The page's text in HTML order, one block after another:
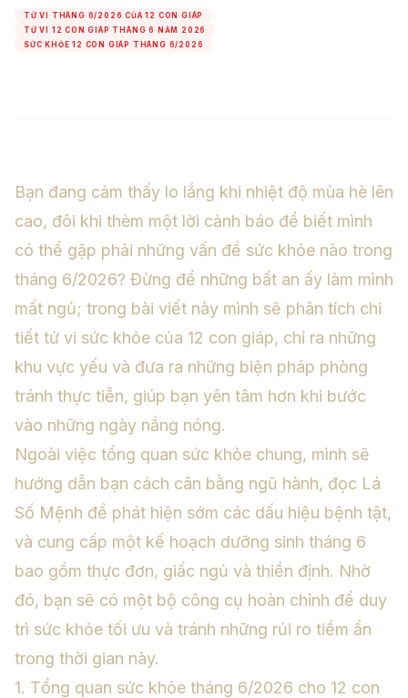
TỬ VI THÁNG 6/2026 CỦA 12 CON GIÁP
TỬ VI 12 CON GIÁP THÁNG 6 NĂM 2026
SỨC KHỎE 12 CON GIÁP THÁNG 6/2026
Bạn đang cảm thấy lo lắng khi nhiệt độ mùa hè lên
cao, đôi khi thèm một lời cảnh báo để biết mình
có thể gặp phải những vấn đề sức khỏe nào trong
tháng 6/2026? Đừng để những bất an ấy làm mình
mất ngủ; trong bài viết này mình sẽ phân tích chi
tiết tử vi sức khỏe của 12 con giáp, chỉ ra những
khu vực yếu và đưa ra những biện pháp phòng
tránh thực tiễn, giúp bạn yên tâm hơn khi bước
vào những ngày nắng nóng.
Ngoài việc tổng quan sức khỏe chung, mình sẽ
hướng dẫn bạn cách cân bằng ngũ hành, đọc Lá
Số Mệnh để phát hiện sớm các dấu hiệu bệnh tật,
và cung cấp một kế hoạch dưỡng sinh tháng 6
bao gồm thực đơn, giấc ngủ và thiền định. Nhờ
đó, bạn sẽ có một bộ công cụ hoàn chỉnh để duy
trì sức khỏe tối ưu và tránh những rủi ro tiềm ẩn
trong thời gian này.
1. Tổng quan sức khỏe tháng 6/2026 cho 12 con